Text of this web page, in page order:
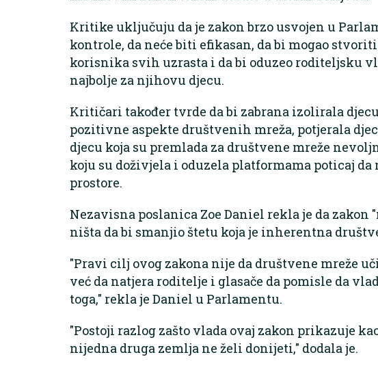
Kritike uključuju da je zakon brzo usvojen u
kontrole, da neće biti efikasan, da bi mogao
korisnika svih uzrasta i da bi oduzeo roditeljsku
najbolje za njihovu djecu.
Kritičari također tvrde da bi zabrana izolirala
pozitivne aspekte društvenih mreža, potjerala
djecu koja su premlada za društvene mreže
koju su doživjela i oduzela platformama poticaj
prostore.
Nezavisna poslanica Zoe Daniel rekla je da
ništa da bi smanjio štetu koja je inherentna
"Pravi cilj ovog zakona nije da društvene mreže
već da natjera roditelje i glasače da pomisle da
toga," rekla je Daniel u Parlamentu.
"Postoji razlog zašto vlada ovaj zakon prikazuje
nijedna druga zemlja ne želi donijeti," dodala je.